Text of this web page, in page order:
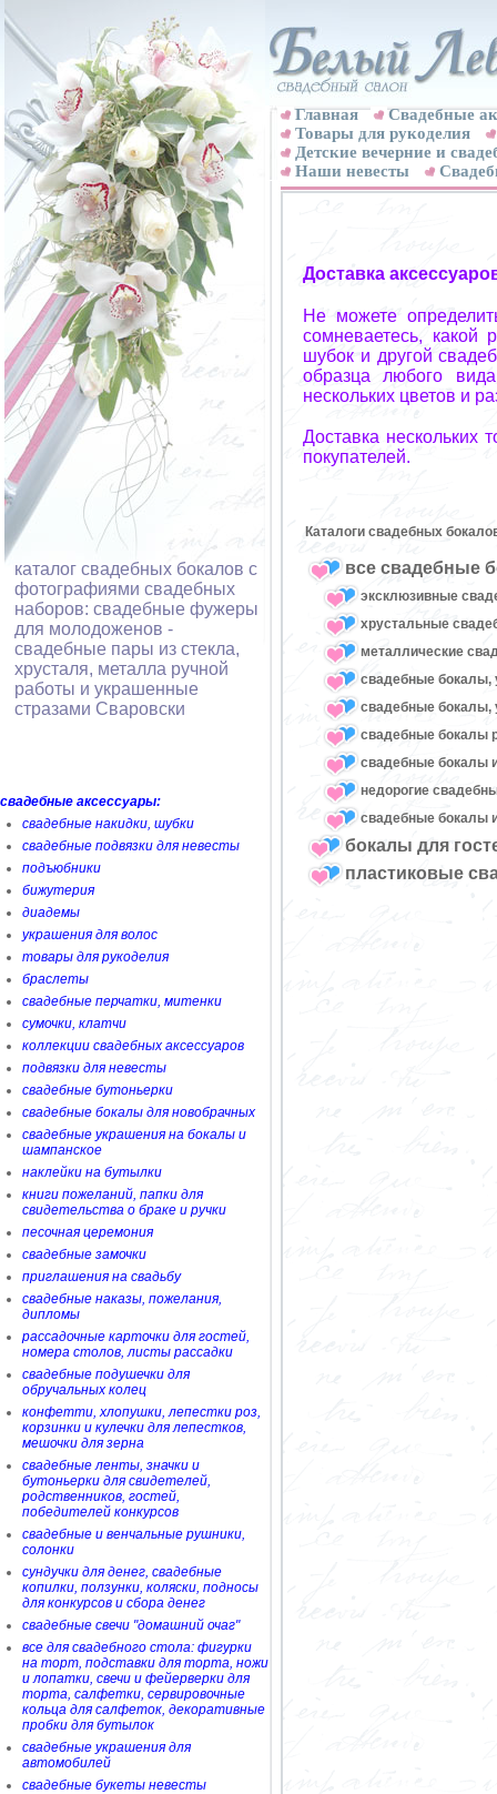
каталог свадебных бокалов с
фотографиями свадебных
наборов: свадебные фужеры
для молодоженов -
свадебные пары из стекла,
хрусталя, металла ручной
работы и украшенные
стразами Сваровски
свадебные аксессуары:
свадебные накидки, шубки
свадебные подвязки для невесты
подъюбники
бижутерия
диадемы
украшения для волос
товары для рукоделия
браслеты
свадебные перчатки, митенки
сумочки, клатчи
коллекции свадебных аксессуаров
подвязки для невесты
свадебные бутоньерки
свадебные бокалы для новобрачных
свадебные украшения на бокалы и
шампанское
наклейки на бутылки
книги пожеланий, папки для
свидетельства о браке и ручки
песочная церемония
свадебные замочки
приглашения на свадьбу
свадебные наказы, пожелания,
дипломы
рассадочные карточки для гостей,
номера столов, листы рассадки
свадебные подушечки для
обручальных колец
конфетти, хлопушки, лепестки роз,
корзинки и кулечки для лепестков,
мешочки для зерна
свадебные ленты, значки и
бутоньерки для свидетелей,
родственников, гостей,
победителей конкурсов
свадебные и венчальные рушники,
солонки
сундучки для денег, свадебные
копилки, ползунки, коляски, подносы
для конкурсов и сбора денег
свадебные свечи "домашний очаг"
все для свадебного стола: фигурки
на торт, подставки для торта, ножи
и лопатки, свечи и фейерверки для
торта, салфетки, сервировочные
кольца для салфеток, декоративные
пробки для бутылок
свадебные украшения для
автомобилей
свадебные букеты невесты
Главная
Свадебные
Товары для рукоделия
Детские вечерние и
Наши невесты
Доставка
Не можете
сомневаетесь, какой
шубок и другой
образца любого
нескольких цветов и
Доставка нескольких
покупателей.
Каталоги свадебных
все свадебные
эксклюзивные
хрустальные
металлические
свадебные бокалы,
свадебные бокалы,
свадебные бокалы
свадебные бокалы
недорогие
свадебные бокалы
бокалы для
пластиковые